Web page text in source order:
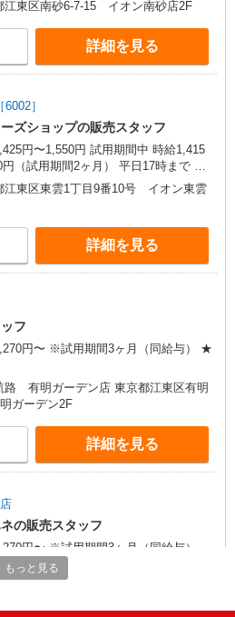
円 日・祝17時まで 時給1,391円
20時まで 時給1,391円 日・祝20時〜 時
※資格・経験による
江東区南砂6-7-15 イオン南砂店2F
詳細を見る
］
ズショップの販売スタッフ
1,550円 試用期間中 時給1,415
用期間2ヶ月） 平日17時まで 時
平日17〜20時まで 時給1,425円 平日20
円 日・祝17時まで 時給1,450円
20時まで 時給1,500円 日・祝20時〜 時
※資格・経験による
江東区東雲1丁目9番10号 イオン東雲
詳細を見る
フ
円〜 ※試用期間3ヶ月（同給与） ★
路 有明ガーデン店 東京都江東区有明
ガーデン2F
詳細を見る
の販売スタッフ
円〜 ※試用期間3ヶ月（同給与）
ハネ ダイバーシティ店 東京都江東区
もっと見る